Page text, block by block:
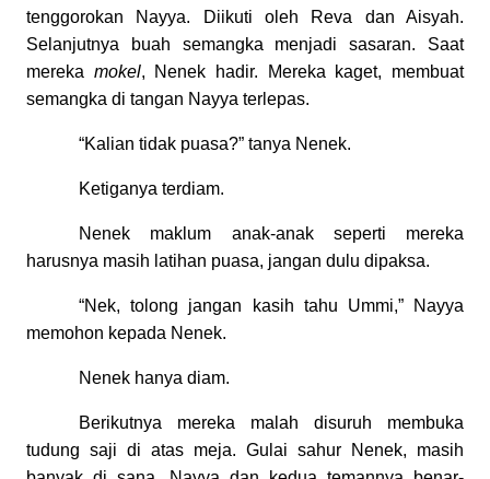
tenggorokan Nayya. Diikuti oleh Reva dan Aisyah.
Selanjutnya buah semangka menjadi sasaran. Saat
mereka mokel, Nenek hadir. Mereka kaget, membuat
semangka di tangan Nayya terlepas.
“Kalian tidak puasa?” tanya Nenek.
Ketiganya terdiam.
Nenek maklum anak-anak seperti mereka
harusnya masih latihan puasa, jangan dulu dipaksa.
“Nek, tolong jangan kasih tahu Ummi,” Nayya
memohon kepada Nenek.
Nenek hanya diam.
Berikutnya mereka malah disuruh membuka
tudung saji di atas meja. Gulai sahur Nenek, masih